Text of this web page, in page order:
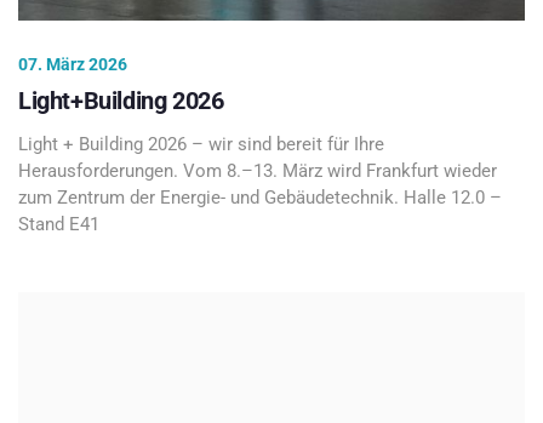
07. März 2026
Light+Building 2026
Light + Building 2026 – wir sind bereit für Ihre
Herausforderungen. Vom 8.–13. März wird Frankfurt wieder
zum Zentrum der Energie- und Gebäudetechnik. Halle 12.0 –
Stand E41